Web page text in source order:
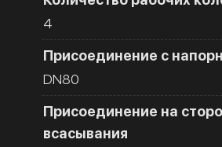
4
Присоединение с
DN80
Присоединение на
всасывания